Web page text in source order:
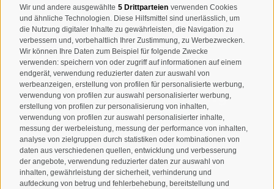
Wir und andere ausgewählte 5 Drittparteien verwenden Cookies
und ähnliche Technologien. Diese Hilfsmittel sind unerlässlich, um
die Nutzung digitaler Inhalte zu gewährleisten, die Navigation zu
verbessern und, vorbehaltlich Ihrer Zustimmung, zu Werbezwecken.
Wir können Ihre Daten zum Beispiel für folgende Zwecke
verwenden: speichern von oder zugriff auf informationen auf einem
endgerät, verwendung reduzierter daten zur auswahl von
werbeanzeigen, erstellung von profilen für personalisierte werbung,
verwendung von profilen zur auswahl personalisierter werbung,
erstellung von profilen zur personalisierung von inhalten,
verwendung von profilen zur auswahl personalisierter inhalte,
messung der werbeleistung, messung der performance von inhalten,
analyse von zielgruppen durch statistiken oder kombinationen von
daten aus verschiedenen quellen, entwicklung und verbesserung
der angebote, verwendung reduzierter daten zur auswahl von
inhalten, gewährleistung der sicherheit, verhinderung und
aufdeckung von betrug und fehlerbehebung, bereitstellung und
T+39 0474 678076
info@taufers.com
Newsletteranmeldung